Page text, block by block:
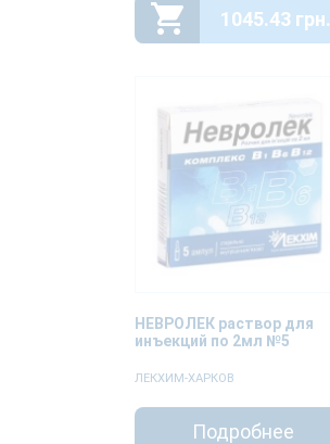
1045.43 грн.
НЕВРОЛЕК раствор для
инъекций по 2мл №5
ЛЕКХИМ-ХАРКОВ
Подробнее